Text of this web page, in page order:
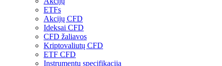
ETFs
Akcijų CFD
Ideksai CFD
CFD žaliavos
Kriptovaliutų CFD
ETF CFD
Instrumentų specifikacija